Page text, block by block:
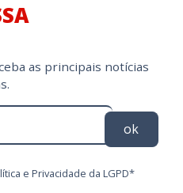
as principais notícias
ok
e Privacidade da LGPD*